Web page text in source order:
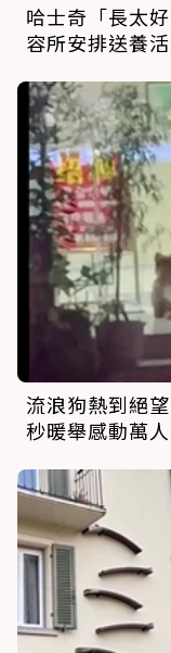
哈士奇「長太
容所安排送養
流浪狗熱到絕
秒暖舉感動萬人